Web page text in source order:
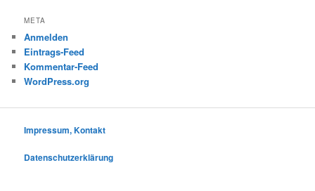
META
Anmelden
Eintrags-Feed
Kommentar-Feed
WordPress.org
Impressum, Kontakt
Datenschutzerklärung